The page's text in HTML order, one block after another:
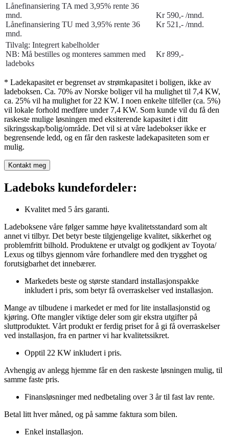
Lånefinansiering TA med 3,95% rente 36
mnd.
Lånefinansiering TU med 3,95% rente 36
mnd.
Kr 590,- /mnd.
Kr 521,- /mnd.
Tilvalg: Integrert kabelholder
NB: Må bestilles og monteres sammen med
ladeboks
Kr 899,-
* Ladekapasitet er begrenset av strømkapasitet i boligen, ikke av
ladeboksen. Ca. 70% av Norske boliger vil ha mulighet til 7,4 KW,
ca. 25% vil ha mulighet for 22 KW. I noen enkelte tilfeller (ca. 5%)
vil lokale forhold medføre under 7,4 KW. Som kunde vil du få den
raskeste mulige løsningen med eksiterende kapasitet i ditt
sikringsskap/bolig/område. Det vil si at våre ladebokser ikke er
begrensende ledd, og en får den raskeste ladekapasiteten som er
mulig.
Kontakt meg
Ladeboks kundefordeler:
Kvalitet med 5 års garanti.
Ladeboksene våre følger samme høye kvalitetsstandard som alt
annet vi tilbyr. Det betyr beste tilgjengelige kvalitet, sikkerhet og
problemfritt bilhold. Produktene er utvalgt og godkjent av Toyota/
Lexus og tilbys gjennom våre forhandlere med den trygghet og
forutsigbarhet det innebærer.
Markedets beste og største standard installasjonspakke
inkludert i pris, som betyr få overraskelser ved installasjon.
Mange av tilbudene i markedet er med for lite installasjonstid og
kjøring. Ofte mangler viktige deler som gir ekstra utgifter på
sluttproduktet. Vårt produkt er ferdig priset for å gi få overraskelser
ved installasjon, fra en partner vi har kvalitetssikret.
Opptil 22 KW inkludert i pris.
Avhengig av anlegg hjemme får en den raskeste løsningen mulig, til
samme faste pris.
Finansløsninger med nedbetaling over 3 år til fast lav rente.
Betal litt hver måned, og på samme faktura som bilen.
Enkel installasjon.